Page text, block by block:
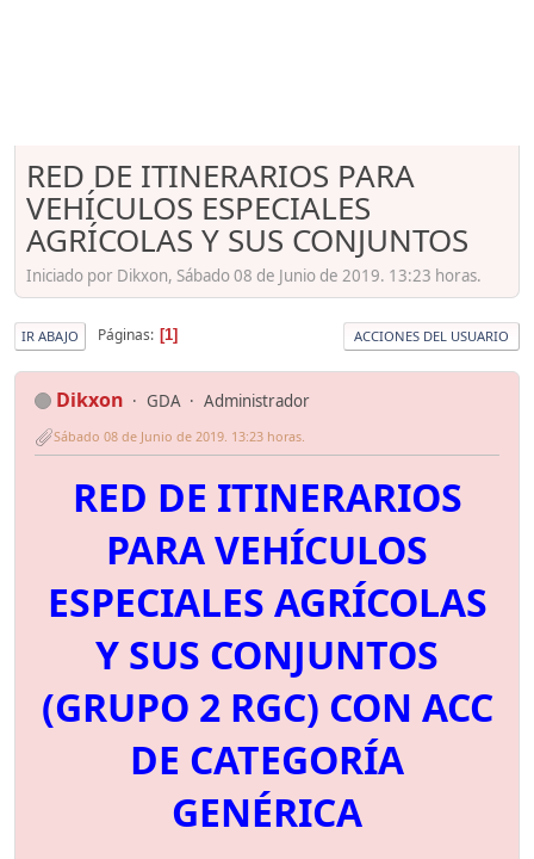
RED DE ITINERARIOS PARA
VEHÍCULOS ESPECIALES
AGRÍCOLAS Y SUS CONJUNTOS
Iniciado por Dikxon, Sábado 08 de Junio de 2019. 13:23 horas.
IR ABAJO Páginas 1 ACCIONES DEL USUARIO
Dikxon GDA Administrador
Sábado 08 de Junio de 2019. 13:23 horas.
RED DE ITINERARIOS
PARA VEHÍCULOS
ESPECIALES AGRÍCOLAS
Y SUS CONJUNTOS
(GRUPO 2 RGC) CON ACC
DE CATEGORÍA
GENÉRICA